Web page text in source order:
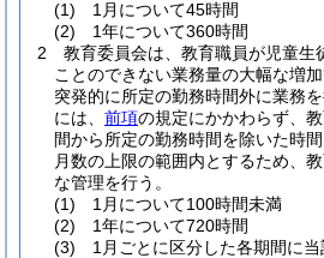
(1)
1月について45時間
(2)
1年について360時間
2
教育委員会は、教育職員が児童生
ことのできない業務量の大幅な増
突発的に所定の勤務時間外に業務
には、 前項の規定にかかわらず、
間から所定の勤務時間を除いた時
月数の上限の範囲内とするため、
な管理を行う。
(1)
1月について100時間未満
(2)
1年について720時間
(3)
1月ごとに区分した各期間に当